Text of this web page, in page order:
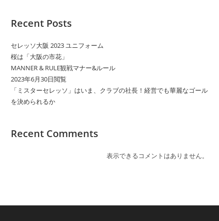
Recent Posts
セレッソ大阪 2023 ユニフォーム
桜は「大阪の市花」
MANNER & RULE観戦マナー&ルール
2023年6月30日閲覧
「ミスターセレッソ」はいま、クラブの社長！経営でも華麗なゴール
を決められるか
Recent Comments
表示できるコメントはありません。